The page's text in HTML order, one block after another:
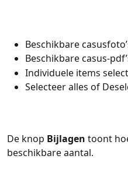
Beschikbare
Beschikbare casus-
Individuele items
Selecteer alles of
De knop Bijlagen toont
beschikbare aantal.